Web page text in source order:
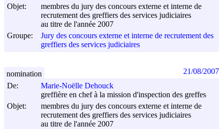
Objet:
membres du jury des concours externe et interne de
recrutement des greffiers des services judiciaires
au titre de l'année 2007
Groupe:
Jury des concours externe et interne de recrutement des
greffiers des services judiciaires
De:
Marie-Noëlle Dehouck
greffière en chef à la mission d'inspection des greffes
Objet:
membres du jury des concours externe et interne de
recrutement des greffiers des services judiciaires
au titre de l'année 2007
nomination 21/08/2007